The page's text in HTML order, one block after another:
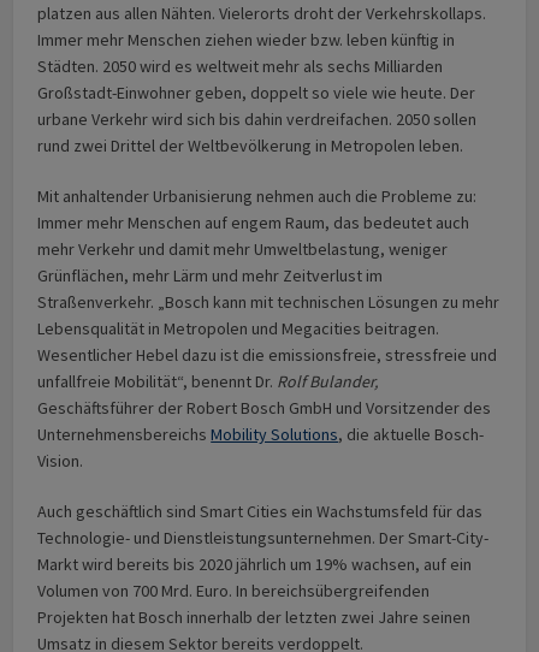
platzen aus allen Nähten. Vielerorts droht der Verkehrskollaps.
Immer mehr Menschen ziehen wieder bzw. leben künftig in
Städten. 2050 wird es weltweit mehr als sechs Milliarden
Großstadt-Einwohner geben, doppelt so viele wie heute. Der
urbane Verkehr wird sich bis dahin verdreifachen. 2050 sollen
rund zwei Drittel der Weltbevölkerung in Metropolen leben.
Mit anhaltender Urbanisierung nehmen auch die Probleme zu:
Immer mehr Menschen auf engem Raum, das bedeutet auch
mehr Verkehr und damit mehr Umweltbelastung, weniger
Grünflächen, mehr Lärm und mehr Zeitverlust im
Straßenverkehr. „Bosch kann mit technischen Lösungen zu mehr
Lebensqualität in Metropolen und Megacities beitragen.
Wesentlicher Hebel dazu ist die emissionsfreie, stressfreie und
unfallfreie Mobilität“, benennt Dr. Rolf Bulander,
Geschäftsführer der Robert Bosch GmbH und Vorsitzender des
UnternehmensbereichsMobility Solutions, die aktuelle Bosch-
Vision.
Auch geschäftlich sind Smart Cities ein Wachstumsfeld für das
Technologie- und Dienstleistungsunternehmen. Der Smart-City-
Markt wird bereits bis 2020 jährlich um 19% wachsen, auf ein
Volumen von 700 Mrd. Euro. In bereichsübergreifenden
Projekten hat Bosch innerhalb der letzten zwei Jahre seinen
Umsatz in diesem Sektor bereits verdoppelt.